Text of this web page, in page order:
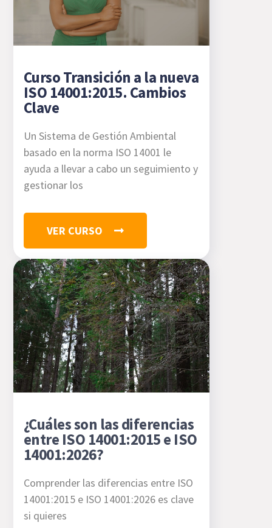
Curso Transición a la nueva
ISO 14001:2015. Cambios
Clave
Un Sistema de Gestión Ambiental
basado en la norma ISO 14001 le
ayuda a llevar a cabo un seguimiento y
gestionar los
VER CURSO
¿Cuáles son las diferencias
entre ISO 14001:2015 e ISO
14001:2026?
Comprender las diferencias entre ISO
14001:2015 e ISO 14001:2026 es clave
si quieres